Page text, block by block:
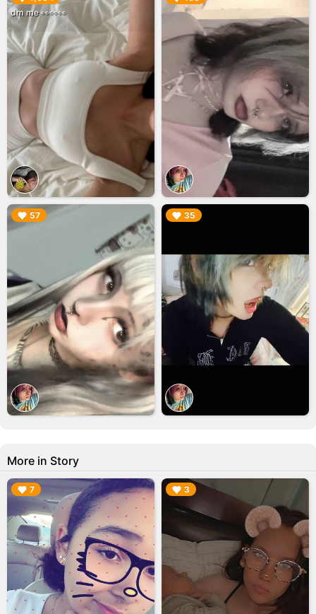
dm me 👀👀👀
57
▶︎ 35
▶︎
More in Story
7
▶︎ 3
▶︎